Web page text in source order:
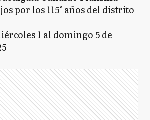
por los 115° años del distrito
1 al domingo 5 de